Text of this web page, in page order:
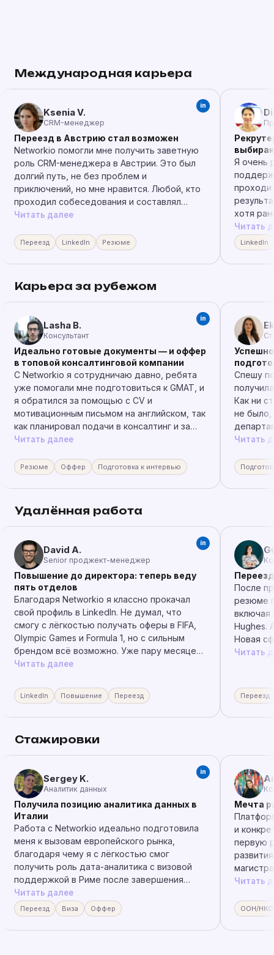
Международная карьера
in
Ksenia V.
CRM-менеджер
Переезд в Австрию стал возможен
Networkio помогли мне получить заветную
роль CRM-менеджера в Австрии. Это был
долгий путь, не без проблем и
приключений, но мне нравится. Любой, кто
проходил собеседования и составлял
резюме, может сделать это и за границей.
надо прочесть сотни сайтов с
рекомендациями. Сделать это быстрее, с
правильными акцентами и под европейский
Решающим фактором успеха было
сопроводительное письмо. Подбор
вакансий задал направление поиска. Хотя я
давно не обновляла LinkedIn, мне всё ещё
приходят запросы от работодателей.
Рекомендую вас коллегам и знакомым!
Читать далее
Переезд LinkedIn Резюме
Я очень
хотя
спасибо
Читать
LinkedIn
Карьера за рубежом
in
Lasha B.
Консультант
Идеально готовые документы — и оффер
в топовой консалтинговой компании
С Networkio я сотрудничаю давно, ребята
уже помогали мне подготовиться к GMAT, и
я обратился за помощью с CV и
мотивационным письмом на английском, так
как планировал подачи в консалтинг и за
рубеж. Мне подготовили полный пакет
консультация, специалист вносил правки и
ответил на множество вопросов. Мои CV и
Cover Letter прошли скрининг в нескольких
консалтинговых компаниях в Москве. В
результате я принял оффер от топовой
консалтинговой фирмы. Большое спасибо!
Читать далее
Резюме Оффер Подготовка к интервью
Спешу
Как ни
не было,
Спасибо
Читать
Удалённая работа
in
David A.
Senior проджект-менеджер
Повышение до директора: теперь веду
пять отделов
Благодаря Networkio я классно прокачал
свой профиль в LinkedIn. Не думал, что
смогу с лёгкостью получать оферы в FIFA,
Olympic Games и Formula 1, но с сильным
брендом всё возможно. Уже пару месяцев
прохожу собеседования в Сауди на разные
налогов и с полным пакетом — перелёты,
проживание, машина. Мне всё нравится! Я
закончил проект в Узбекистане и вышел на
F&B Director.
Читать далее
LinkedIn Повышение Переезд
После
резюме
включая
Hughes.
Новая
Читать
Переезд
Стажировки
in
Sergey K.
Аналитик данных
Получила позицию аналитика данных в
Италии
Работа с Networkio идеально подготовила
меня к вызовам европейского рынка,
благодаря чему я с лёгкостью смог
получить роль дата-аналитика с визовой
поддержкой в Риме после завершения
учёбы. Networkio — эксперт в деле
глобальной карьеры.
Читать далее
Переезд Виза Оффер
Мечта
и
первую
статусе.
Читать
ООН/НКО